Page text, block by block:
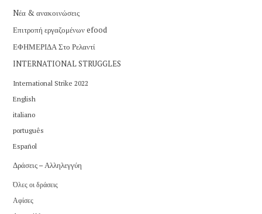
Nέα & ανακοινώσεις
Επιτροπή εργαζομένων efood
ΕΦΗΜΕΡΙΔΑ Στο Ρελαντί
INTERNATIONAL STRUGGLES
International Strike 2022
English
italiano
português
Español
Δράσεις – Αλληλεγγύη
Όλες οι δράσεις
Αφίσες